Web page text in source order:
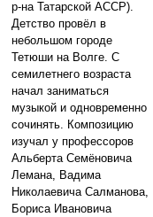
р-на Татарской АССР).
Детство провёл в
небольшом городе
Тетюши на Волге. С
семилетнего возраста
начал заниматься
музыкой и одновременно
сочинять. Композицию
изучал у профессоров
Альберта Семёновича
Лемана, Вадима
Николаевича Салманова,
Бориса Ивановича